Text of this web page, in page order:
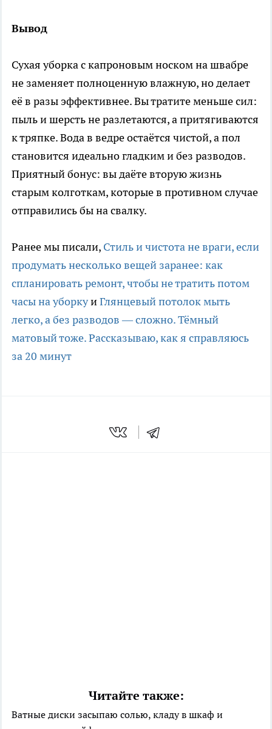
Вывод
Сухая уборка с капроновым носком на швабре
не заменяет полноценную влажную, но делает
её в разы эффективнее. Вы тратите меньше сил:
пыль и шерсть не разлетаются, а притягиваются
к тряпке. Вода в ведре остаётся чистой, а пол
становится идеально гладким и без разводов.
Приятный бонус: вы даёте вторую жизнь
старым колготкам, которые в противном случае
отправились бы на свалку.
Ранее мы писали, Стиль и чистота не враги, если
продумать несколько вещей заранее: как
спланировать ремонт, чтобы не тратить потом
часы на уборкуиГлянцевый потолок мыть
легко, а без разводов — сложно. Тёмный
матовый тоже. Рассказываю, как я справляюсь
за 20 минут
Читайте также:
Ватные диски засыпаю солью, кладу в шкаф и